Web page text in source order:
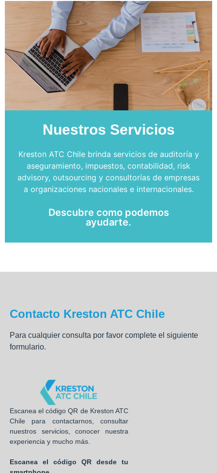
Nuestros Servicios
Kreston ATC Chile brinda servicios de auditoría y
aseguramiento, impuestos, contabilidad, risk
advisory, outsourcing y consultorías de empresas
a organizaciones nacionales e internacionales.
Descubre como podemos
ayudarte.
Contacto Kreston ATC Chile
Para cualquier consulta por favor complete el siguiente
formulario.
Escanea el código QR de Kreston ATC
Chile para contactarnos, consultar
nuestros servicios, conocer nuestra
experiencia y mucho más.
Escanea el código QR desde tu